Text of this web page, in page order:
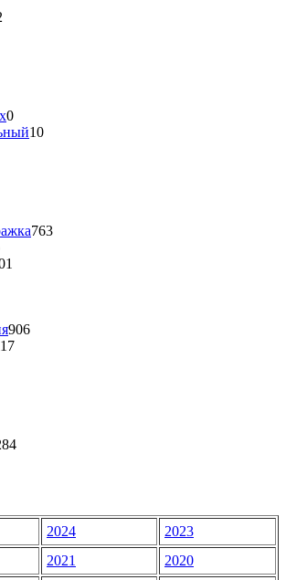
0
10
763
906
2024
2023
2021
2020